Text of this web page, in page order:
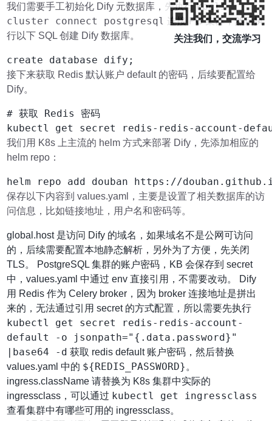
我们需要手工初始化 Dify 元数据库，先执行kbcli
cluster connect postgresql 连接 PG 集群，然后执
行以下 SQL 创建 Dify 数据库。
接下来获取 Redis 默认账户 default 的密码，后续要配置给
Dify。
# 获取 Redis 密码
我们用 K8s 上主流的 helm 方式来部署 Dify，先添加相应的
helm repo：
保存以下内容到 values.yaml，主要是设置了相关数据库的访
问信息，比如链接地址，用户名和密码等。
global.host 是访问 Dify 的域名，如果域名不是公网可访问
的，后续需要配置本地静态解析，另外为了方便，先关闭
TLS。 PostgreSQL 集群的账户密码，KB 会保存到 secret
中，values.yaml 中通过 env 直接引用，不需要改动。 Dify
用 Redis 作为 Celery broker，因为 broker 连接地址是拼出
来的，无法通过引用 secret 的方式配置，所以需要先执行
kubectl get secret redis-redis-account-
default -o jsonpath="{.data.password}"
|base64 -d 获取 redis default 账户密码，然后替换
values.yaml 中的 ${REDIS_PASSWORD} 。
ingress.className 请替换为 K8s 集群中实际的
ingressclass，可以通过 kubectl get ingressclass
查看集群中有哪些可用的 ingressclass。
关注我们，交流学习